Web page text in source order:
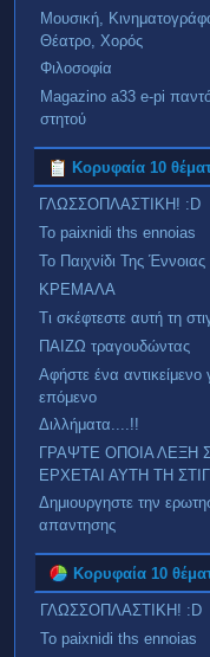
Μουσική,
Θέατρο, Χορός
Φιλοσοφία
Magazino a33 e-pi
στητού
Κορυφαία 10
ΓΛΩΣΣΟΠΛΑΣΤΙΚΗ! :D
To paixnidi ths ennoias
Το Παιχνίδι Της Έννοιας
ΚΡΕΜΑΛΑ
Τι σκέφτεστε αυτή τη
ΠΑΙΖΩ τραγουδώντας
Αφήστε ένα αντικείμενο
επόμενο
Διλλήματα....!!
ΓΡΑΨΤΕ ΟΠΟΙΑ ΛΕΞΗ
ΕΡΧΕΤΑΙ ΑΥΤΗ ΤΗ
Δημιουργηστε την
απαντησης
Κορυφαία 10
ΓΛΩΣΣΟΠΛΑΣΤΙΚΗ! :D
To paixnidi ths ennoias